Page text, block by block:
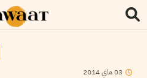
03ماي2014